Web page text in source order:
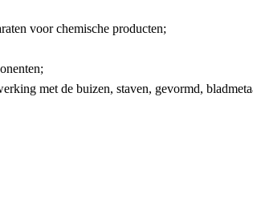
voor chemische producten;
met de buizen, staven, gevormd,